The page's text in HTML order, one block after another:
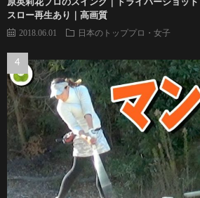
原英莉花プロのスイング｜ドライバーショッ
スロー再生あり｜高画質
2018.06.01 日本のトッププロ・女子